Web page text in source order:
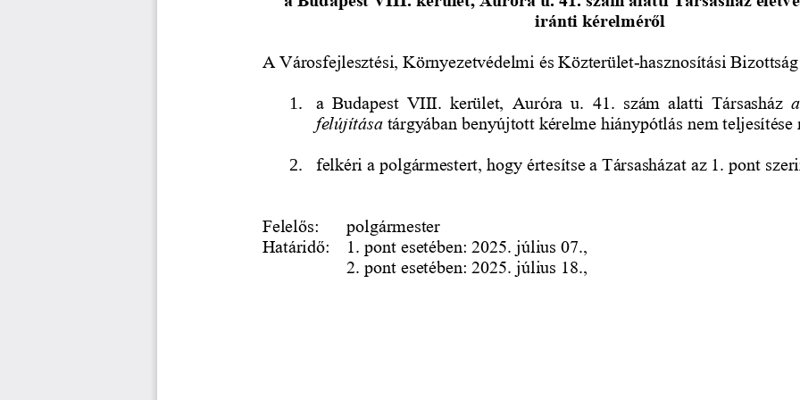
iránti kérelméről
A Városfejlesztési, Környezetvédelmi és Közterület-hasznosítási
1. a  Budapest  VIII.  kerület, Auróra  u.  41. szám  alatti  Társasház
felújítása tárgyában benyújtott kérelme hiánypótlás nem
2. felkéri a polgármestert, hogy értesítse a Társasházat az 1. pont
Felelős:
polgármester
Határidő:
1. pont esetében: 2025. július 07.,
2. pont esetében: 2025. július 18.,